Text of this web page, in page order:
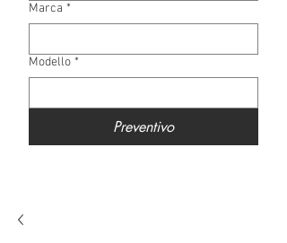
Marca *
Modello *
Preventivo